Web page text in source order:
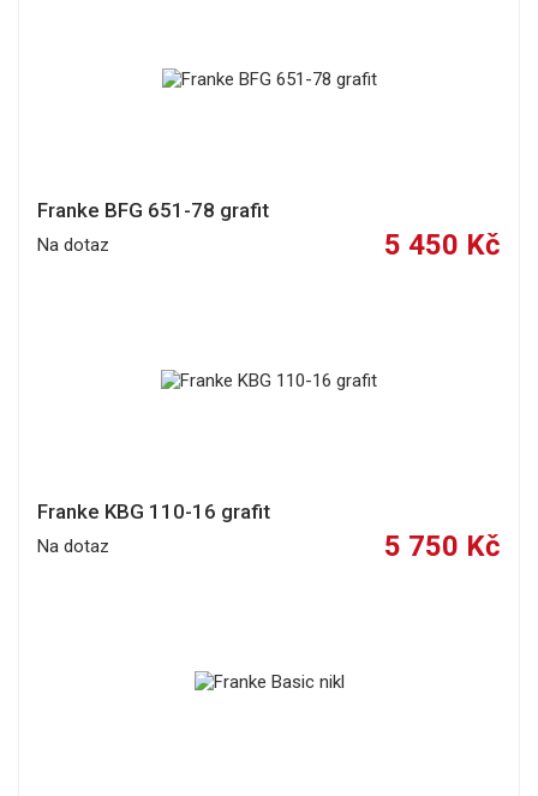
Franke BFG 651-78 grafit
Na dotaz 5 450 Kč
Franke KBG 110-16 grafit
Na dotaz 5 750 Kč